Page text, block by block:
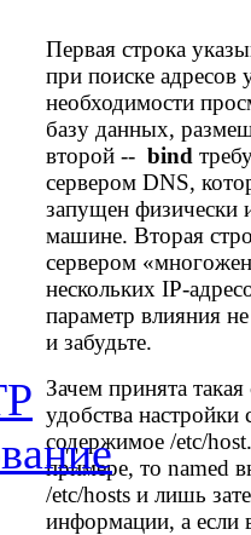
Первая строка
при поиске
необходимости
базу данных,
второй -- bind
сервером DNS,
запущен физически
машине. Вторая
сервером
нескольких IP-
параметр влияния
и забудьте.
Зачем принята
удобства
содержимое /etc/
примере, то named
/etc/hosts и лишь
информации, а если